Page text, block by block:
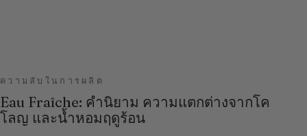
ความลับในการผลิต
Eau Fraîche: คำนิยาม ความแตกต่างจากโค
โลญ และน้ำหอมฤดูร้อน